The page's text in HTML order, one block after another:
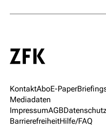
KontaktAboE-Paper
Mediadaten
ImpressumAGBDatenschutz
BarrierefreiheitHilfe/FAQ